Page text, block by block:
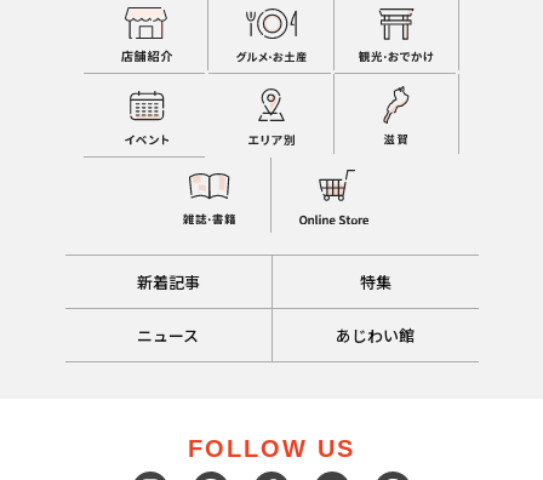
新着記事 特集
ニュース あじわい館
FOLLOW US